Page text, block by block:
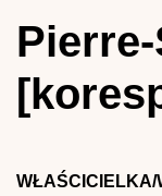
WŁAŚCICIELKA/